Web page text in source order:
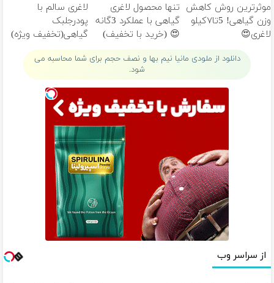
موثرترین روش کاهش
وزن گیاهی! 5تا۷کیلو
لاغری😍
تنها محصول لاغری
گیاهی با عملکرد 3گانه
😍 (خرید با تخفیف)
لاغری سالم با
پودرجلبک
گیاهی(تخفیف ویژه)
دانلود از ملودی مانیا نیم بها و نصف حجم برای شما محاسبه می
شود.
از سراسر وب